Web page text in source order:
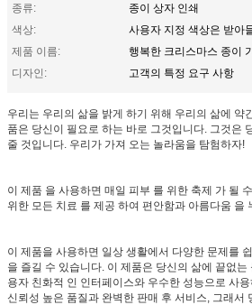
종류:
종이 상자 인쇄
색상:
사용자 지정 색상은 받아
제품 이름:
행복한 크리스마스 종이
디자인:
고객의 특정 요구 사항
우리는 우리의 삶을 밝게 하기 위해 우리의 삶에 약
품은 당신이 필요로 하는 바로 그것입니다. 그것은
줄 것입니다. 우리가 가져 오는 놀라움을 탐험하자!
이 제품 을 사용하면 매일 피부 를 위한 축제 가 될
위한 모든 치료 를 제공 하여 편안함과 아름다움 을
이 제품을 사용하면 일상 생활에서 다양한 문제를
을 즐길 수 있습니다. 이 제품은 당신의 삶에 끝없
용자 친화적 인 인터페이스와 우수한 성능으로 사
신뢰성 높은 품질과 완벽한 판매 후 서비스, 그래서